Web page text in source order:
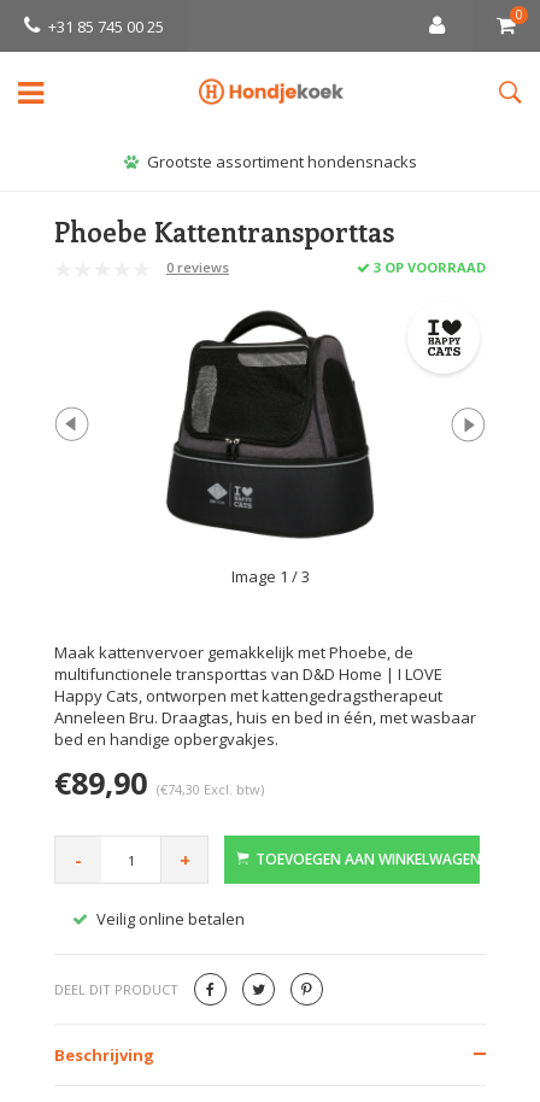
+31 85 745 00 25
0
Grootste assortiment hondensnacks
Phoebe Kattentransporttas
0 reviews 3 OP VOORRAAD
Image 1 / 3
Maak kattenvervoer gemakkelijk met Phoebe, de
multifunctionele transporttas van D&D Home | I LOVE
Happy Cats, ontworpen met kattengedragstherapeut
Anneleen Bru. Draagtas, huis en bed in één, met wasbaar
bed en handige opbergvakjes.
€89,90 (€74,30 Excl. btw)
- + TOEVOEGEN AAN WINKELWAGEN
Veilig online betalen
DEEL DIT PRODUCT
Beschrijving